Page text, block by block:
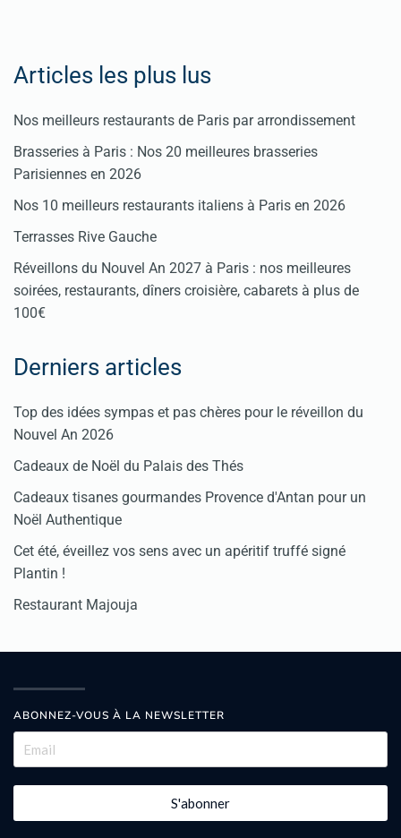
Articles les plus lus
Nos meilleurs restaurants de Paris par arrondissement
Brasseries à Paris : Nos 20 meilleures brasseries
Parisiennes en 2026
Nos 10 meilleurs restaurants italiens à Paris en 2026
Terrasses Rive Gauche
Réveillons du Nouvel An 2027 à Paris : nos meilleures
soirées, restaurants, dîners croisière, cabarets à plus de
100€
Derniers articles
Top des idées sympas et pas chères pour le réveillon du
Nouvel An 2026
Cadeaux de Noël du Palais des Thés
Cadeaux tisanes gourmandes Provence d'Antan pour un
Noël Authentique
Cet été, éveillez vos sens avec un apéritif truffé signé
Plantin !
Restaurant Majouja
ABONNEZ-VOUS À LA NEWSLETTER
S'abonner